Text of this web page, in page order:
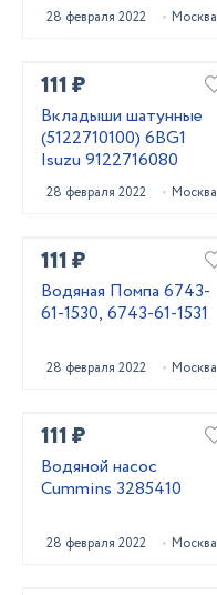
1115100742) 6BG1
Isuzu 1115100743
28 февраля 2022 Москва
111 ₽
Вкладыши шатунные
(5122710100) 6BG1
Isuzu 9122716080
28 февраля 2022 Москва
111 ₽
Водяная Помпа 6743-
61-1530, 6743-61-1531
28 февраля 2022 Москва
111 ₽
Водяной насос
Cummins 3285410
28 февраля 2022 Москва